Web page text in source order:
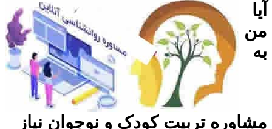
آیا
من
به
مشاوره تربیت کودک و نوجوان نیاز